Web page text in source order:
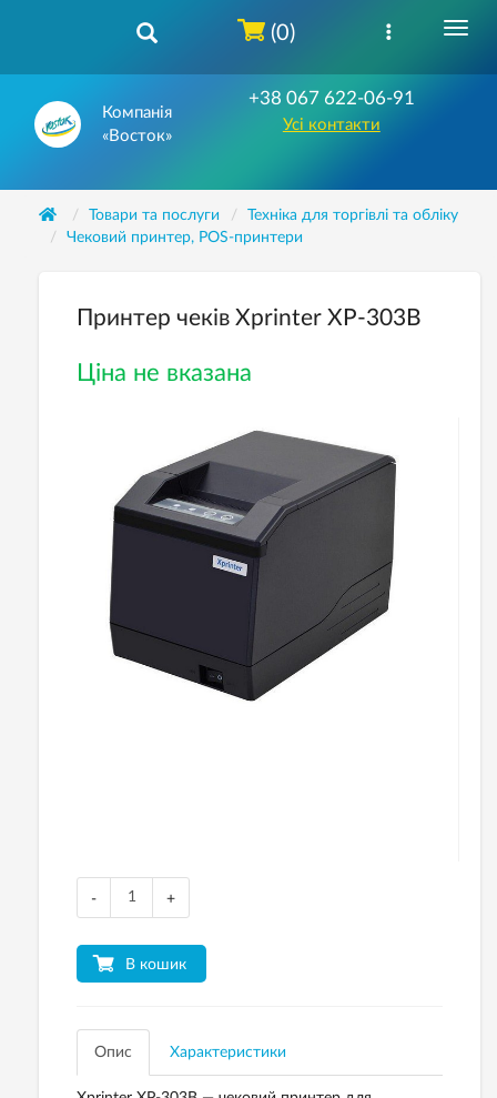
Компанія
«Восток»
+38 067 622-06-91
Усі контакти
(0)
Товари та послуги
Техніка для торгівлі та обліку
Чековий принтер, POS-принтери
Принтер чеків Xprinter XP-303B
Ціна не вказана
- +
В кошик
Опис Характеристики